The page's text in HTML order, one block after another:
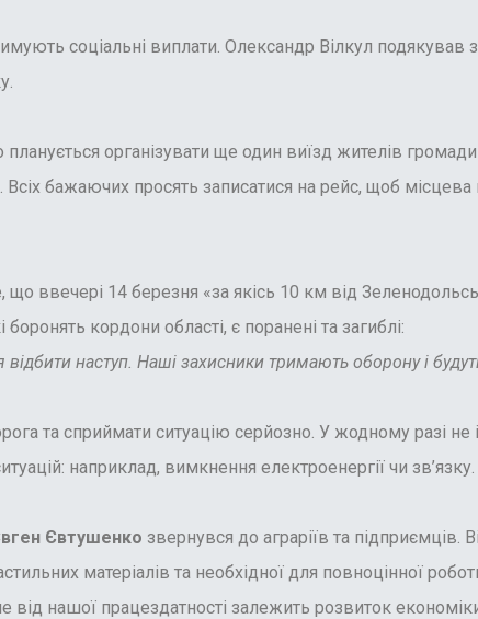
соціальні виплати. Олександр Вілкул подякував
планується організувати ще один виїзд жителів
бажаючих просять записатися на рейс, щоб
що ввечері 14 березня «за якісь 10 км від
кордони області, є поранені та загиблі:
наступ. Наші захисники тримають оборону і
та сприймати ситуацію серйозно. У жодному разі не
наприклад, вимкнення електроенергії чи зв’язку.
Євтушенко звернувся до аграріїв та підприємців.
матеріалів та необхідної для повноцінної
нашої працездатності залежить розвиток